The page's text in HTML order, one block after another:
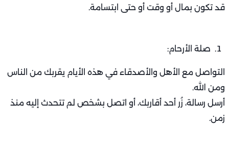
قد تكون بمال أو وقت أو حتى ابتسامة.
صلة الأرحام:
التواصل مع الأهل والأصدقاء في هذه الأيام يقربك من الناس
ومن الله.
أرسل رسالة، زُر أحد أقاربك، أو اتصل بشخص لم تتحدث إليه منذ
زمن.